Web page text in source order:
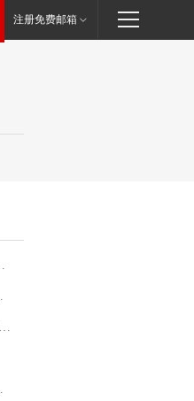
注册免费邮箱